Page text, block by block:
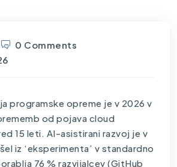
0 Comments
programske opreme je v 2026 v
od pojava cloud
15 leti. AI-asistirani razvoj je v
iz ‘eksperimenta’ v standardno
76 % razvijalcev (GitHub